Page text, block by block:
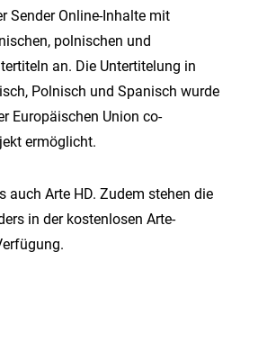
Sender Online-Inhalte mit
polnischen und
an. Die Untertitelung in
Polnisch und Spanisch wurde
Europäischen Union co-
ermöglicht.
auch Arte HD. Zudem stehen die
in der kostenlosen Arte-